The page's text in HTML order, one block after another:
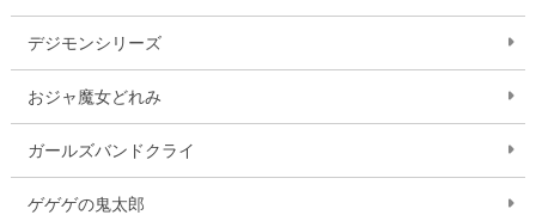
デジモンシリーズ
おジャ魔女どれみ
ガールズバンドクライ
ゲゲゲの鬼太郎